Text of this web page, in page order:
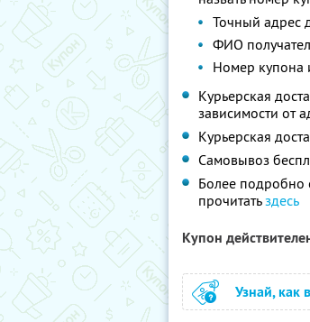
Точный адрес
ФИО
Номер купона
Курьерская
зависимости от
Курьерская
Самовывоз
Более подробно
прочитатьздесь
Купон
Узнай, как